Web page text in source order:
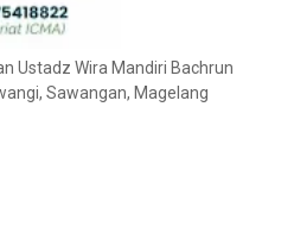
Ustadz Wira Mandiri Bachrun
Sawangan, Magelang